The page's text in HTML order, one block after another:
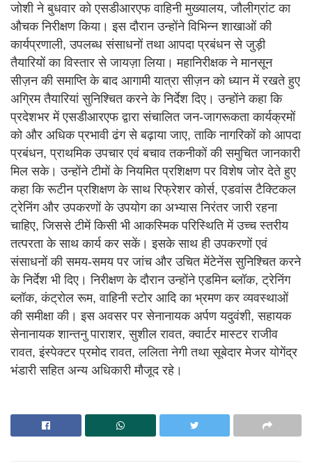
जोशी ने बुधवार को एसडीआरएफ वाहिनी मुख्यालय, जौलीग्रांट का
औचक निरीक्षण किया। इस दौरान उन्होंने विभिन्न शाखाओं की
कार्यप्रणाली, उपलब्ध संसाधनों तथा आपदा प्रबंधन से जुड़ी
तैयारियों का विस्तार से जायज़ा लिया। महानिरीक्षक ने मानसून
सीज़न की समाप्ति के बाद आगामी यात्रा सीज़न को ध्यान में रखते हुए
अग्रिम तैयारियां सुनिश्चित करने के निर्देश दिए। उन्होंने कहा कि
प्रदेशभर में एसडीआरएफ द्वारा संचालित जन-जागरूकता कार्यक्रमों
को और अधिक प्रभावी ढंग से बढ़ाया जाए, ताकि नागरिकों को आपदा
प्रबंधन, प्राथमिक उपचार एवं बचाव तकनीकों की समुचित जानकारी
मिल सके। उन्होंने टीमों के नियमित प्रशिक्षण पर विशेष जोर देते हुए
कहा कि रूटीन प्रशिक्षण के साथ रिफ्रेशर कोर्स, एडवांस टैक्टिकल
ट्रेनिंग और उपकरणों के उपयोग का अभ्यास निरंतर जारी रहना
चाहिए, जिससे टीमें किसी भी आकस्मिक परिस्थिति में उच्च स्तरीय
तत्परता के साथ कार्य कर सकें। इसके साथ ही उपकरणों एवं
संसाधनों की समय-समय पर जांच और उचित मेंटेनेंस सुनिश्चित करने
के निर्देश भी दिए। निरीक्षण के दौरान उन्होंने एडमिन ब्लॉक, ट्रेनिंग
ब्लॉक, कंट्रोल रूम, वाहिनी स्टोर आदि का भ्रमण कर व्यवस्थाओं
की समीक्षा की। इस अवसर पर सेनानायक अर्पण यदुवंशी, सहायक
सेनानायक शान्तनु पाराशर, सुशील रावत, क्वार्टर मास्टर राजीव
रावत, इंस्पेक्टर प्रमोद रावत, ललिता नेगी तथा सूबेदार मेजर योगेंद्र
भंडारी सहित अन्य अधिकारी मौजूद रहे।